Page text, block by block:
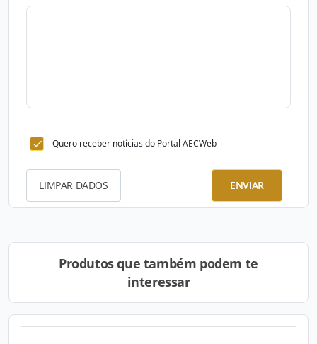
Quero receber notícias do Portal AECWeb
LIMPAR DADOS ENVIAR
Produtos que também podem te
interessar